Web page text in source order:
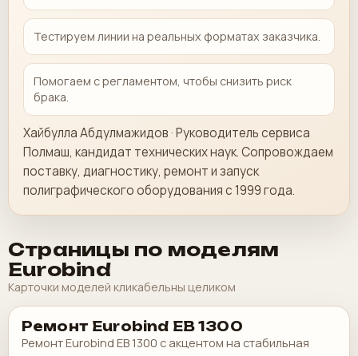
Тестируем линии на реальных форматах заказчика.
Помогаем с регламентом, чтобы снизить риск
брака.
Хайбулла Абдулмажидов · Руководитель сервиса
Полмаш, кандидат технических наук. Сопровождаем
поставку, диагностику, ремонт и запуск
полиграфического оборудования с 1999 года.
Страницы по моделям
Eurobind
Карточки моделей кликабельны целиком
Ремонт Eurobind EB 1300
Ремонт Eurobind EB 1300 с акцентом на стабильная